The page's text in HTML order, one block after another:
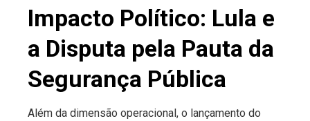
Impacto Político: Lula e
a Disputa pela Pauta da
Segurança Pública
Além da dimensão operacional, o lançamento do